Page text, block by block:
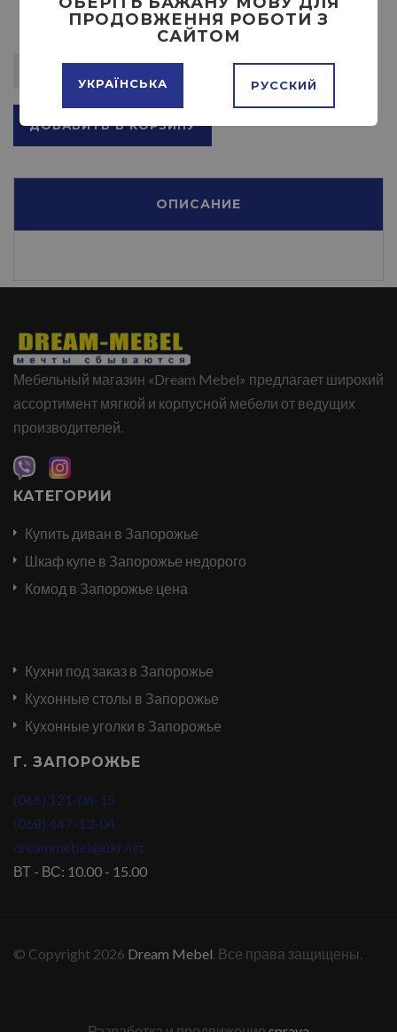
ДОБАВИТЬ В КОРЗИНУ
ОПИСАНИЕ
Мебельный магазин «Dream Mebel» предлагает широкий
ассортимент мягкой и корпусной мебели от ведущих
производителей.
КАТЕГОРИИ
Купить диван в Запорожье
Шкаф купе в Запорожье недорого
Комод в Запорожье цена
Кухни под заказ в Запорожье
Кухонные столы в Запорожье
Кухонные уголки в Запорожье
Г. ЗАПОРОЖЬЕ
(066) 121-06-15
(068) 447-13-04
dreammebel@ukr.net
ВТ - ВС: 10.00 - 15.00
© Copyright 2026 Dream Mebel . Все права защищены.
ПРОДОВЖЕННЯ РОБОТИ З
САЙТОМ
УКРАЇНСЬКА РУССКИЙ